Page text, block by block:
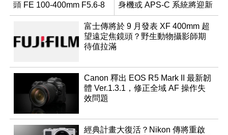
頭 FE 100-400mm F5.6-8
身機或 APS-C 系統將迎新
成員？
富士傳將於 9 月發表 XF 400mm 超
望遠定焦鏡頭？野生動物攝影師期
待值拉滿
Canon 釋出 EOS R5 Mark II 最新韌
體 Ver.1.3.1，修正全域 AF 操作失
效問題
經典計畫大復活？Nikon 傳將重啟